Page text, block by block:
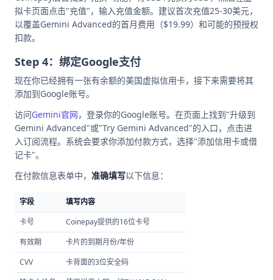
拟卡页面点击"充值"，输入充值金额。建议首次充值25-30美元，
以覆盖Gemini Advanced的首月费用（$19.99）和可能的预授权
扣款。
Step 4：绑定Google支付
现在你已经拥有一张有余额的美国虚拟信用卡，接下来需要将其
添加到Google账号。
访问Gemini官网，登录你的Google账号。在页面上找到"升级到
Gemini Advanced"或"Try Gemini Advanced"的入口，点击进
入订阅流程。系统会要求你添加付款方式，选择"添加信用卡或借
记卡"。
在付款信息表单中， 准确填写以下信息：
字段
填写内容
卡号
Coinepay提供的16位卡号
有效期
卡片的到期月份/年份
CVV
卡背面的3位安全码